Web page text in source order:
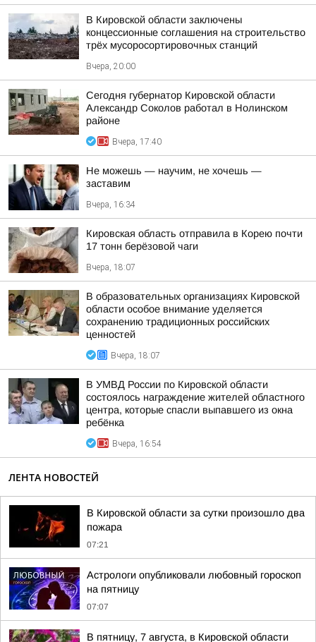
В Кировской области заключены
концессионные соглашения на строительство
трёх мусоросортировочных станций
Вчера, 20:00
Сегодня губернатор Кировской области
Александр Соколов работал в Нолинском
районе
Вчера, 17:40
Не можешь — научим, не хочешь —
заставим
Вчера, 16:34
Кировская область отправила в Корею почти
17 тонн берёзовой чаги
Вчера, 18:07
В образовательных организациях Кировской
области особое внимание уделяется
сохранению традиционных российских
ценностей
Вчера, 18:07
В УМВД России по Кировской области
состоялось награждение жителей областного
центра, которые спасли выпавшего из окна
ребёнка
Вчера, 16:54
ЛЕНТА НОВОСТЕЙ
В Кировской области за сутки произошло два
пожара
07:21
Астрологи опубликовали любовный гороскоп
на пятницу
07:07
В пятницу, 7 августа, в Кировской области